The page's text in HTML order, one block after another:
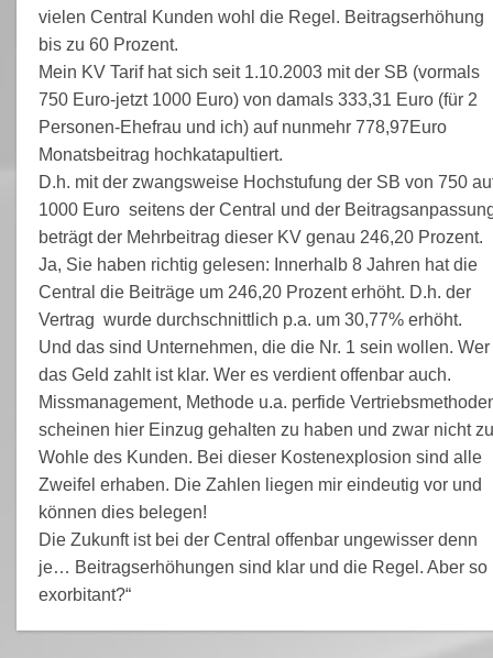
vielen Central Kunden wohl die Regel. Beitragserhöhung
bis zu 60 Prozent.
Mein KV Tarif hat sich seit 1.10.2003 mit der SB (vormals
750 Euro-jetzt 1000 Euro) von damals 333,31 Euro (für 2
Personen-Ehefrau und ich) auf nunmehr 778,97Euro
Monatsbeitrag hochkatapultiert.
D.h. mit der zwangsweise Hochstufung der SB von 750
1000 Euro seitens der Central und der
beträgt der Mehrbeitrag dieser KV genau 246,20 Prozent.
Ja, Sie haben richtig gelesen: Innerhalb 8 Jahren hat die
Central die Beiträge um 246,20 Prozent erhöht. D.h. der
Vertrag wurde durchschnittlich p.a. um 30,77% erhöht.
Und das sind Unternehmen, die die Nr. 1 sein wollen. Wer
das Geld zahlt ist klar. Wer es verdient offenbar auch.
Missmanagement, Methode u.a. perfide
scheinen hier Einzug gehalten zu haben und zwar nicht
Wohle des Kunden. Bei dieser Kostenexplosion sind alle
Zweifel erhaben. Die Zahlen liegen mir eindeutig vor und
können dies belegen!
Die Zukunft ist bei der Central offenbar ungewisser denn
je… Beitragserhöhungen sind klar und die Regel. Aber so
exorbitant?“